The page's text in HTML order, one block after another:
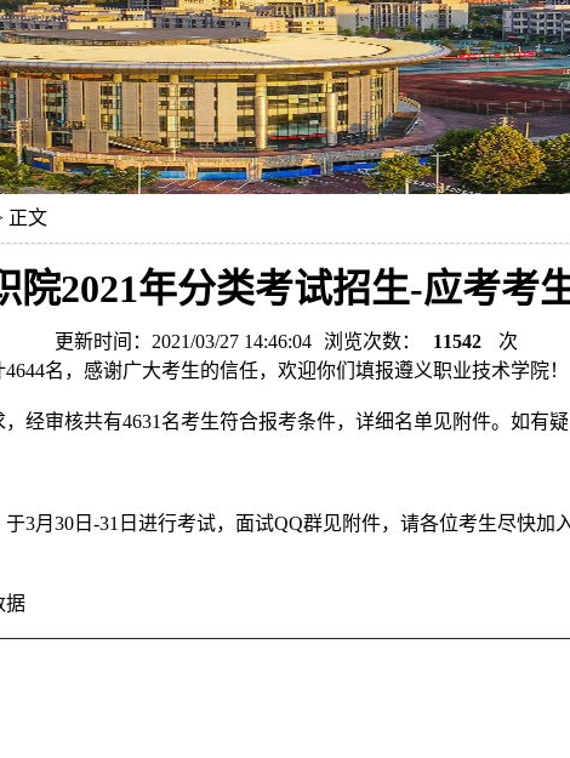
正文
院2021年分类考试招生-应考考
更新时间：2021/03/27 14:46:04 浏览次数： 11542
次
名，感谢广大考生的信任，欢迎你们填报遵义职业技术学院！
审核共有4631名考生符合报考条件，详细名单见附件。如有疑
月30日-31日进行考试，面试QQ群见附件，请各位考生尽快加
据